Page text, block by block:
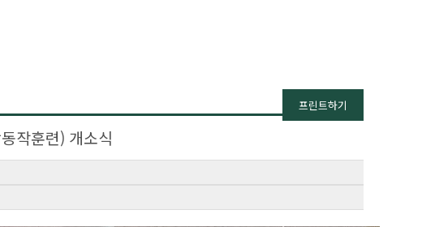
프린트하기
작훈련) 개소식